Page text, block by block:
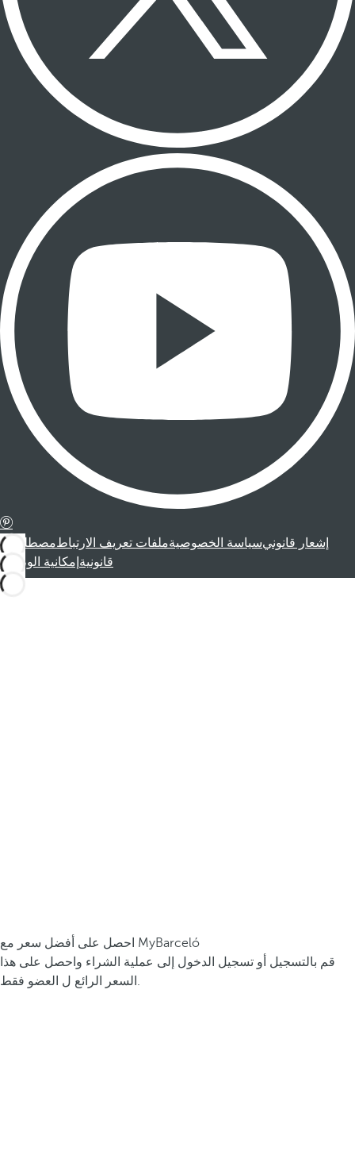
إشعار قانونيسياسة الخصوصيةملفات تعريف الارتباطمصطلحات
قانونية إمكانية الوصول
احصل على أفضل سعر مع MyBarceló
قم بالتسجيل أو تسجيل الدخول إلى عملية الشراء واحصل على هذا
السعر الرائع ل العضو فقط.